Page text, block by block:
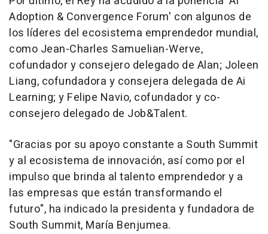
Adoption & Convergence Forum' con algunos de
los líderes del ecosistema emprendedor mundial,
como Jean-Charles Samuelian-Werve,
cofundador y consejero delegado de Alan; Joleen
Liang, cofundadora y consejera delegada de Ai
Learning; y Felipe Navio, cofundador y co-
consejero delegado de Job&Talent.
"Gracias por su apoyo constante a South Summit
y al ecosistema de innovación, así como por el
impulso que brinda al talento emprendedor y a
las empresas que están transformando el
futuro", ha indicado la presidenta y fundadora de
South Summit, María Benjumea.